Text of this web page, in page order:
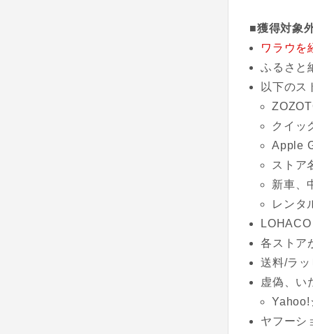
■獲得対象
ワラウを
ふるさと
以下のス
クイッ
Apple
ストア
新車、
レンタ
各ストア
送料/ラ
虚偽、い
Yahoo!
ヤフーシ